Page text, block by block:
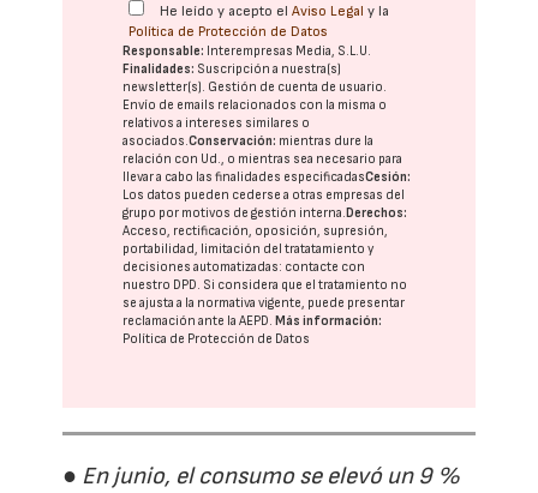
He leído y acepto elAviso Legal y la
Política de Protección de Datos
Responsable: Interempresas Media, S.L.U.
Finalidades: Suscripción a nuestra(s)
newsletter(s). Gestión de cuenta de usuario.
Envío de emails relacionados con la misma o
relativos a intereses similares o
asociados.Conservación: mientras dure la
relación con Ud., o mientras sea necesario para
llevar a cabo las finalidades especificadasCesión:
Los datos pueden cederse a otras empresas del
grupo por motivos de gestión interna.Derechos:
Acceso, rectificación, oposición, supresión,
portabilidad, limitación del tratatamiento y
decisiones automatizadas: contacte con
nuestro DPD . Si considera que el tratamiento no
se ajusta a la normativa vigente, puede presentar
reclamación ante laAEPD .Más información:
Política de Protección de Datos
● En junio, el consumo se elevó un 9 %